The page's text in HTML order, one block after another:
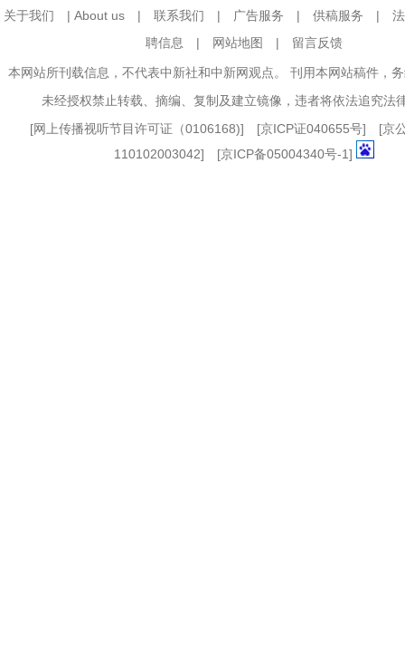
关于我们 | About us | 联系我们 | 广告服务 | 供稿服务 |
聘信息
| 网站地图 | 留言反馈
本网站所刊载信息，不代表中新社和中新网观点。 刊用本网站稿件，
未经授权禁止转载、摘编、复制及建立镜像，违者将依法追究法
[网上传播视听节目许可证（0106168)] [京ICP证040655号] [京
110102003042] [京ICP备05004340号-1]